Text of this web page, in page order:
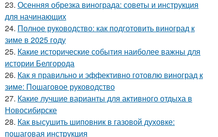
23. Осенняя обрезка винограда: советы и инструкция
для начинающих
24. Полное руководство: как подготовить виноград к
зиме в 2025 году
25. Какие исторические события наиболее важны для
истории Белгорода
26. Как я правильно и эффективно готовлю виноград к
зиме: Пошаговое руководство
27. Какие лучшие варианты для активного отдыха в
Новосибирске
28. Как высушить шиповник в газовой духовке:
пошаговая инструкция